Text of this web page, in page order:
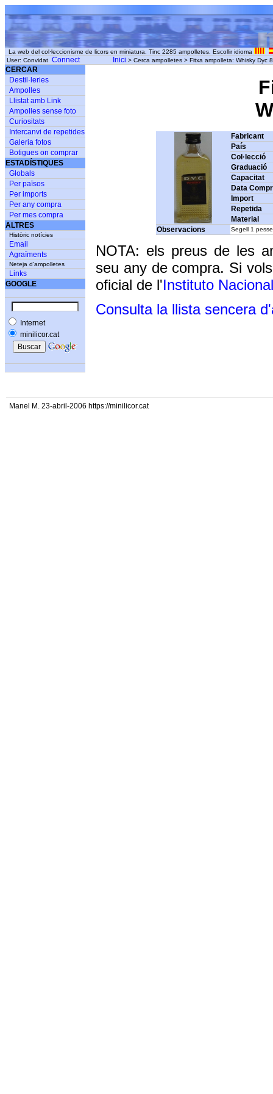
La web del col·leccionisme de licors en miniatura. Tinc 2285 ampolletes. Escollir idioma
User: Convidat Connect Inici > Cerca ampolletes > Fitxa ampolleta: Whisky Dyc
CERCAR
Destil·leries
Ampolles
Llistat amb Link
Ampolles sense foto
Curiositats
Intercanvi de repetides
Galeria fotos
Botigues on comprar
ESTADÍSTIQUES
Globals
Per països
Per imports
Per any compra
Per mes compra
ALTRES
Històric notícies
Email
Agraïments
Neteja d'ampolletes
Links
GOOGLE
Internet
minilicor.cat
Fabricant
País
Col·lecció
Graduació
Capacitat
Data
Import
Repetida
Material
Observacions
Segell 1
NOTA: els preus de les
seu any de compra. Si
oficial de l'Instituto
Consulta la llista sencera
Manel M. 23-abril-2006 https://minilicor.cat